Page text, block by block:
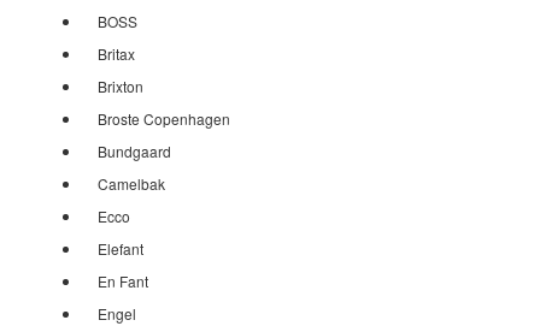
BOSS
Britax
Brixton
Broste Copenhagen
Bundgaard
Camelbak
Ecco
Elefant
En Fant
Engel